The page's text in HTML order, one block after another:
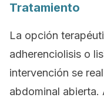
Tratamiento
La opción
adherenciolisis o
intervención se
abdominal